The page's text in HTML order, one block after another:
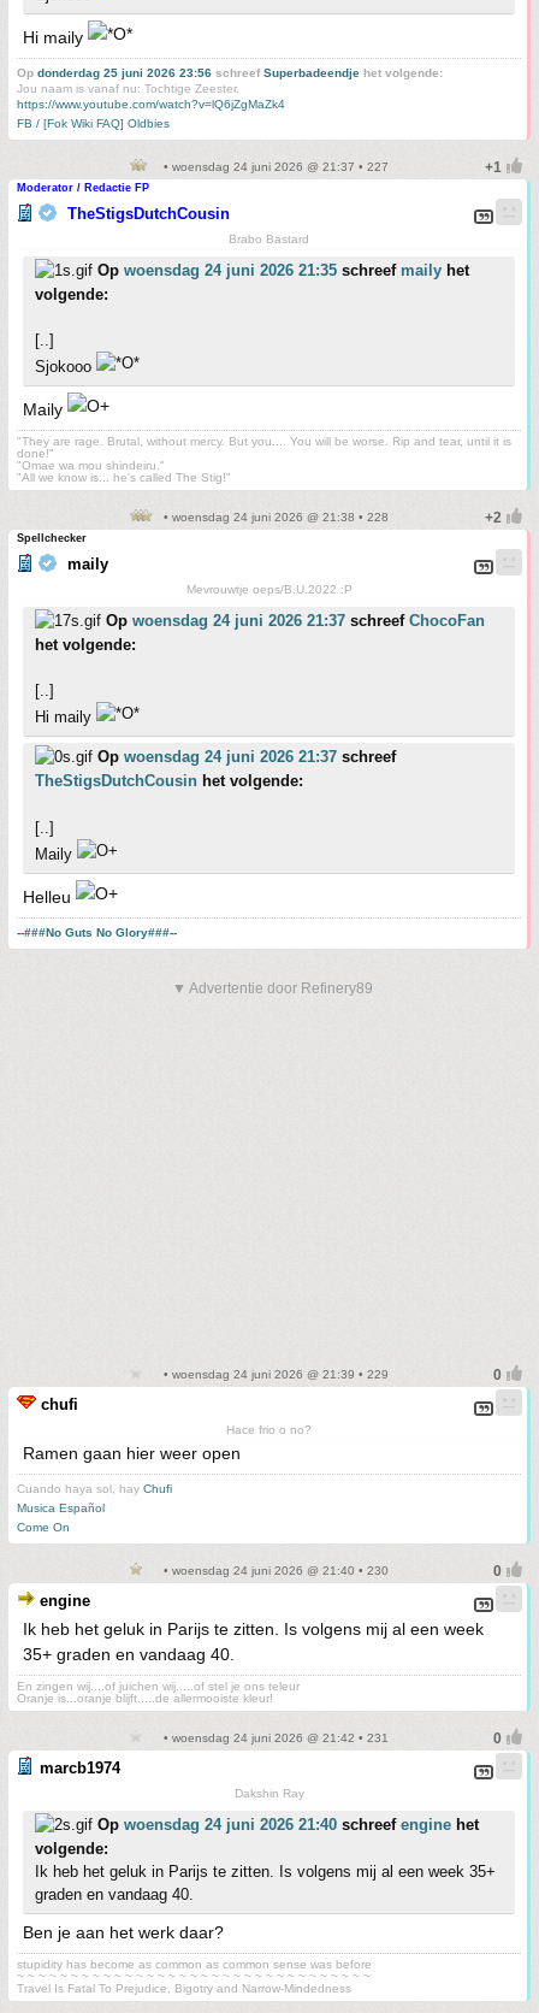
Hi maily
Op donderdag 25 juni 2026 23:56 schreefSuperbadeendje het volgende:
Jou naam is vanaf nu: Tochtige Zeester.
https://www.youtube.com/watch?v=lQ6jZgMaZk4
FB / [Fok Wiki FAQ] Oldbies
• woensdag 24 juni 2026 @ 21:37 • 227
Moderator / Redactie FP
TheStigsDutchCousin
Brabo Bastard
Op woensdag 24 juni 2026 21:35 schreef maily het
volgende:
[..]
Sjokooo
Maily
"They are rage. Brutal, without mercy. But you.... You will be worse. Rip and tear, until it is
done!"
"Omae wa mou shindeiru."
"All we know is... he's called The Stig!"
• woensdag 24 juni 2026 @ 21:38 • 228
Spellchecker
maily
Mevrouwtje oeps/B.U.2022 :P
Op woensdag 24 juni 2026 21:37 schreef ChocoFan
het volgende:
[..]
Hi maily
Op woensdag 24 juni 2026 21:37 schreef
TheStigsDutchCousin het volgende:
[..]
Maily
Helleu
--###No Guts No Glory###--
▼ Advertentie door Refinery89
• woensdag 24 juni 2026 @ 21:39 • 229
chufi
Hace frio o no?
Ramen gaan hier weer open
Cuando haya sol, hay Chufi
Musica Español
Come On
• woensdag 24 juni 2026 @ 21:40 • 230
engine
Ik heb het geluk in Parijs te zitten. Is volgens mij al een week
35+ graden en vandaag 40.
En zingen wij....of juichen wij.....of stel je ons teleur
Oranje is...oranje blijft.....de allermooiste kleur!
• woensdag 24 juni 2026 @ 21:42 • 231
marcb1974
Dakshin Ray
Op woensdag 24 juni 2026 21:40 schreef engine het
volgende:
Ik heb het geluk in Parijs te zitten. Is volgens mij al een week 35+
graden en vandaag 40.
Ben je aan het werk daar?
stupidity has become as common as common sense was before
~ ~ ~ ~ ~ ~ ~ ~ ~ ~ ~ ~ ~ ~ ~ ~ ~ ~ ~ ~ ~ ~ ~ ~ ~ ~ ~ ~ ~ ~ ~ ~ ~
Travel Is Fatal To Prejudice, Bigotry and Narrow-Mindedness